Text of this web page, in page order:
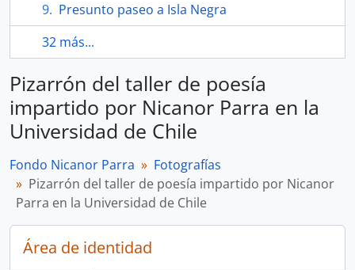
Presunto paseo a Isla Negra
32 más...
Pizarrón del taller de poesía
impartido por Nicanor Parra en la
Universidad de Chile
Fondo Nicanor Parra
Fotografías
Pizarrón del taller de poesía impartido por Nicanor
Parra en la Universidad de Chile
Área de identidad